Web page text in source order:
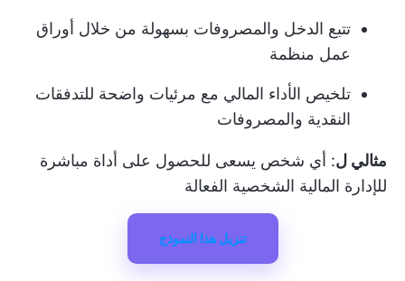
تتبع الدخل والمصروفات بسهولة من خلال أوراق
عمل منظمة
تلخيص الأداء المالي مع مرئيات واضحة للتدفقات
النقدية والمصروفات
مثالي ل: أي شخص يسعى للحصول على أداة مباشرة
للإدارة المالية الشخصية الفعالة
تنزيل هذا النموذج